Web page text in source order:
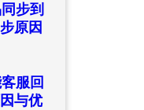
步到
原因
服回
与优